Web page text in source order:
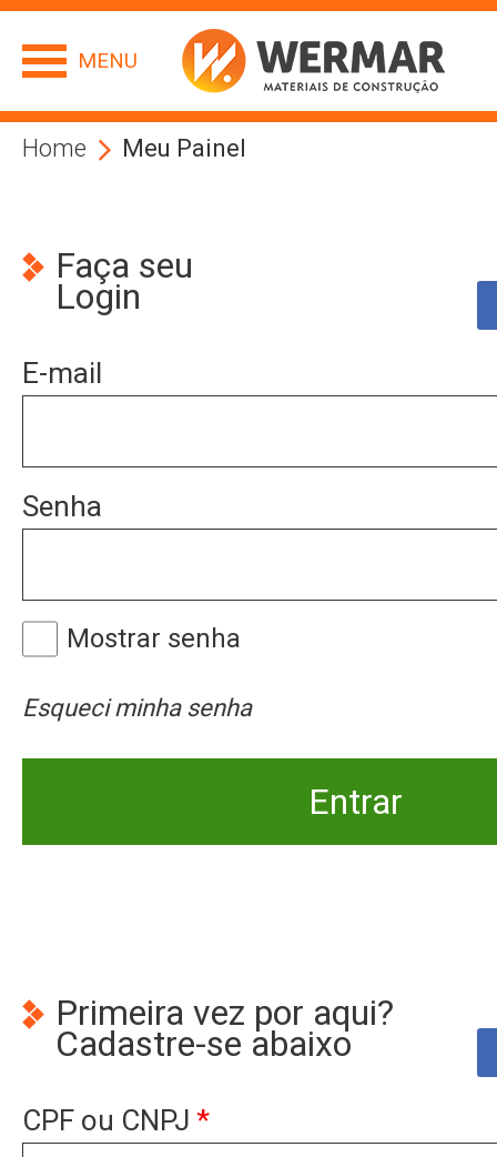
MENU
Home Meu Painel
Faça seu
Login
E-mail
Senha
Mostrar senha
Esqueci minha senha
Entrar
Primeira vez por aqui?
Cadastre-se abaixo
CPF ou CNPJ *